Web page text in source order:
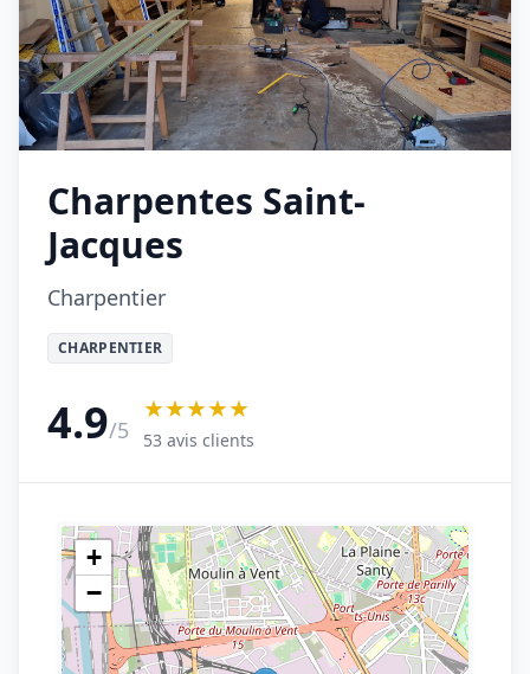
Charpentes Saint-
Jacques
Charpentier
CHARPENTIER
4.9/5
★★★★★
53 avis clients
+
−